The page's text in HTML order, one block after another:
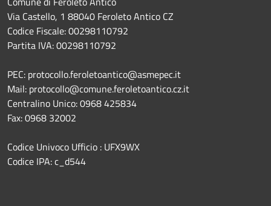
Via Castello, 1 88040 Feroleto Antico CZ
Codice Fiscale: 00298110792
Partita IVA: 00298110792
PEC: protocollo.feroletoantico@asmepec.it
Mail: protocollo@comune.feroletoantico.cz.it
Centralino Unico: 0968 425834
Fax: 0968 32002
Codice Univoco Ufficio : UFX9WX
Codice IPA: c_d544